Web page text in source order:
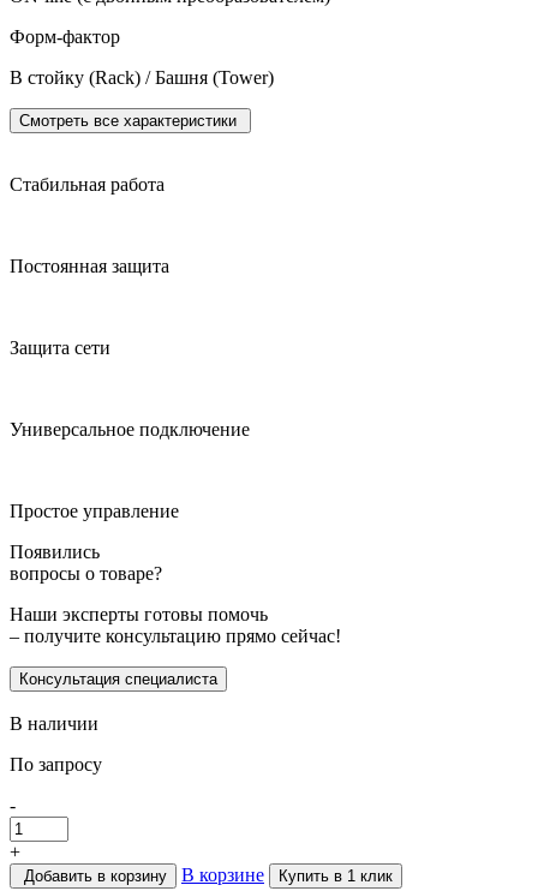
Форм-фактор
В стойку (Rack) / Башня (Tower)
Смотреть все характеристики
Стабильная работа
Постоянная защита
Защита сети
Универсальное подключение
Простое управление
Появились
вопросы о товаре?
Наши эксперты готовы помочь
– получите консультацию прямо сейчас!
Консультация специалиста
В наличии
По запросу
-
+
Добавить в корзину В корзине Купить в 1 клик